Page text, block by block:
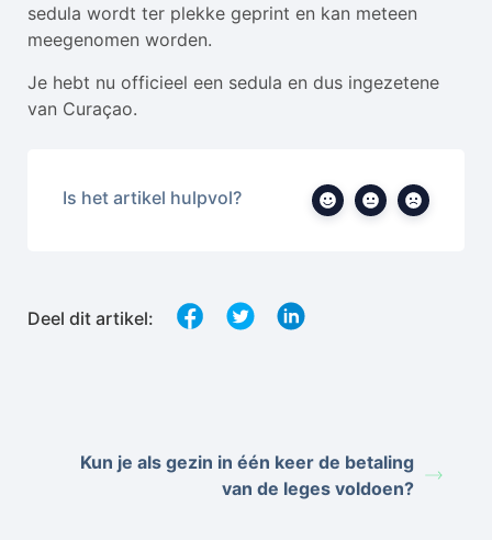
sedula wordt ter plekke geprint en kan meteen
meegenomen worden.
Je hebt nu officieel een sedula en dus ingezetene
van Curaçao.
Is het artikel hulpvol?
Deel dit artikel:
Kun je als gezin in één keer de betaling
van de leges voldoen?